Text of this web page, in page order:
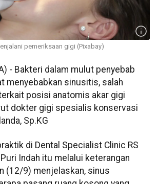
pemeriksaan gigi (Pixabay)
- Bakteri dalam mulut penyebab
menyebabkan sinusitis, salah
posisi anatomis akar gigi
dokter gigi spesialis konservasi
Sp.KG
di Dental Specialist Clinic RS
Indah itu melalui keterangan
(12/9) menjelaskan, sinus